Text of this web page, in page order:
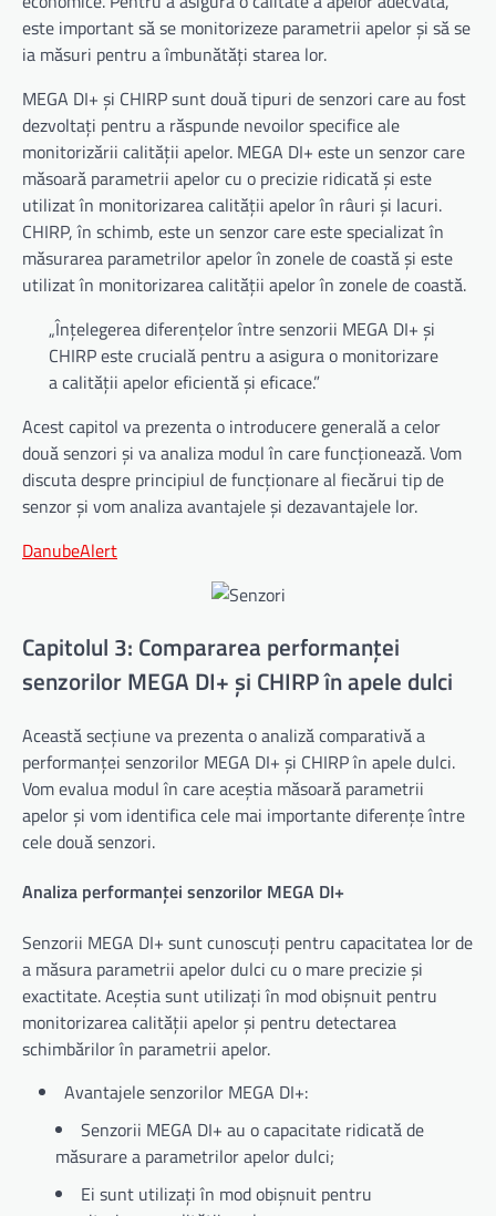
este important să se monitorizeze parametrii apelor și să se
ia măsuri pentru a îmbunătăți starea lor.
MEGA DI+ și CHIRP sunt două tipuri de senzori care au fost
dezvoltați pentru a răspunde nevoilor specifice ale
monitorizării calității apelor. MEGA DI+ este un senzor care
măsoară parametrii apelor cu o precizie ridicată și este
utilizat în monitorizarea calității apelor în râuri și lacuri.
CHIRP, în schimb, este un senzor care este specializat în
măsurarea parametrilor apelor în zonele de coastă și este
utilizat în monitorizarea calității apelor în zonele de coastă.
„Înțelegerea diferențelor între senzorii MEGA DI+ și
CHIRP este crucială pentru a asigura o monitorizare
a calității apelor eficientă și eficace.”
Acest capitol va prezenta o introducere generală a celor
două senzori și va analiza modul în care funcționează. Vom
discuta despre principiul de funcționare al fiecărui tip de
senzor și vom analiza avantajele și dezavantajele lor.
DanubeAlert
Capitolul 3: Compararea performanței
senzorilor MEGA DI+ și CHIRP în apele dulci
Această secțiune va prezenta o analiză comparativă a
performanței senzorilor MEGA DI+ și CHIRP în apele dulci.
Vom evalua modul în care aceștia măsoară parametrii
apelor și vom identifica cele mai importante diferențe între
cele două senzori.
Analiza performanței senzorilor MEGA DI+
Senzorii MEGA DI+ sunt cunoscuți pentru capacitatea lor de
a măsura parametrii apelor dulci cu o mare precizie și
exactitate. Aceștia sunt utilizați în mod obișnuit pentru
monitorizarea calității apelor și pentru detectarea
schimbărilor în parametrii apelor.
Avantajele senzorilor MEGA DI+:
Senzorii MEGA DI+ au o capacitate ridicată de
măsurare a parametrilor apelor dulci;
Ei sunt utilizați în mod obișnuit pentru